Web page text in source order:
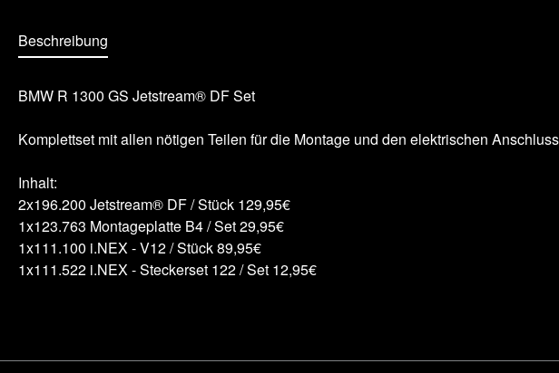
Beschreibung
BMW R 1300 GS Jetstream® DF Set
Komplettset mit allen nötigen Teilen für die Montage und den elektrischen
Inhalt:
2x196.200 Jetstream® DF / Stück 129,95€
1x123.763 Montageplatte B4 / Set 29,95€
1x111.100 i.NEX - V12 / Stück 89,95€
1x111.522 i.NEX - Steckerset 122 / Set 12,95€